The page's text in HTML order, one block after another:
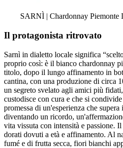
SARNÌ | Chardonnay Piemonte
Il protagonista ritrovato
Sarnì in dialetto locale significa
proprio così: è il bianco chardonnay
titolo, dopo il lungo affinamento in
cantina, con una produzione di circa
un segreto svelato agli amici più
custodisce con cura e che si
promessa di un'esperienza che
diventando un ricordo,
vita vissuta con intensità e passione.
dorati dovuti a età e affinamento. Al
fumé e di frutta secca, fiori bianchi